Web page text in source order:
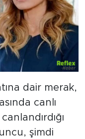
dair merak,
canlı
şimdi